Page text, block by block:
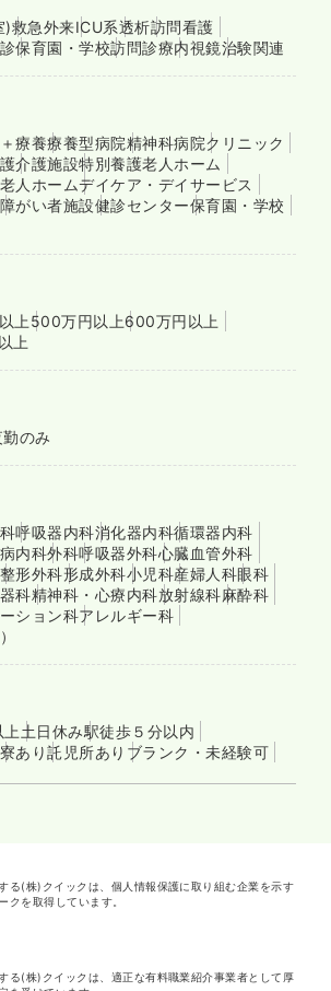
)救急外来ICU系透析訪問看護
保育園・学校訪問診療内視鏡治験関連
療養療養型病院精神科病院クリニック
介護施設特別養護老人ホーム
人ホームデイケア・デイサービス
障がい者施設健診センター保育園・学校
上 500万円以上600万円以上
上
勤のみ
呼吸器内科消化器内科循環器内科
内科外科呼吸器外科心臓血管外科
整形外科形成外科小児科産婦人科眼科
科精神科・心療内科放射線科麻酔科
ション科アレルギー科
土日休み駅徒歩５分以内
寮あり託児所あり ブランク・未経験可
る(株)クイックは、個人情報保護に取り組む企業を示す
クを取得しています。
る(株)クイックは、適正な有料職業紹介事業者として厚